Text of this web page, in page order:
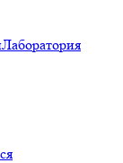
Лаборатория